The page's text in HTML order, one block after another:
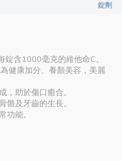
錠劑
含1000毫克的維他命C。
健康加分、養顏美容，美麗
，助於傷口癒合。
骼及牙齒的生長。
功能。